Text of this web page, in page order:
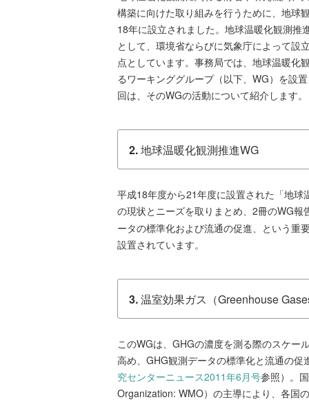
構築に向けた取り組みを行うために、地球
18年に設立されました。地球温暖化観測
として、環境省ならびに気象庁によって設
点としています。事務局では、地球温暖化
るワーキンググループ（以下、WG）を設
回は、そのWGの活動について紹介します。
2.地球温暖化観測推進WG
平成18年度から21年度に設置された「地
の現状とニーズを取りまとめ、2冊のWG報
ータの標準化および流通の促進、という重
設置されています。
3.温室効果ガス（Greenhouse
このWGは、GHGの濃度を測る際のスケー
高め、GHG観測データの標準化と流通の
究センターニュース2011年6月号参照）。
Organization: WMO）の主導により、各国